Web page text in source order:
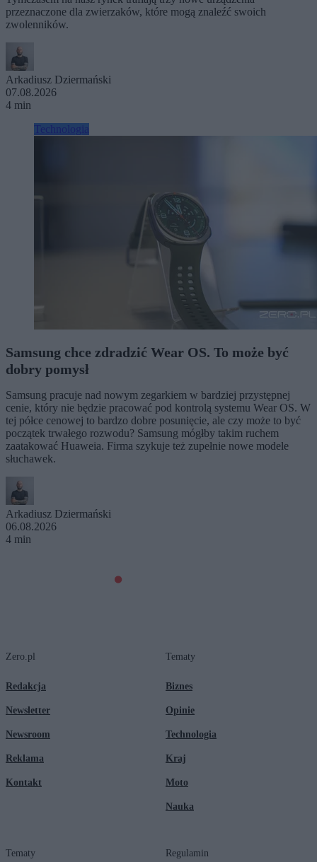
przeznaczone dla zwierzaków, które mogą znaleźć swoich
zwolenników.
Arkadiusz Dziermański
07.08.2026
4 min
Technologia
Samsung chce zdradzić Wear OS. To może być
dobry pomysł
Samsung pracuje nad nowym zegarkiem w bardziej przystępnej
cenie, który nie będzie pracować pod kontrolą systemu Wear OS. W
tej półce cenowej to bardzo dobre posunięcie, ale czy może to być
początek trwałego rozwodu? Samsung mógłby takim ruchem
zaatakować Huaweia. Firma szykuje też zupełnie nowe modele
słuchawek.
Arkadiusz Dziermański
06.08.2026
4 min
Zero.pl
Redakcja
Newsletter
Newsroom
Reklama
Kontakt
Tematy
Biznes
Opinie
Technologia
Kraj
Moto
Nauka
Tematy Regulamin